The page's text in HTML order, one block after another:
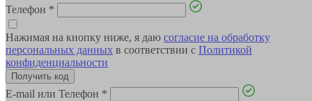
Телефон *
Нажимая на кнопку ниже, я даю согласие на обработку
персональных данных в соответствии с Политикой
конфиденциальности
E-mail или Телефон *